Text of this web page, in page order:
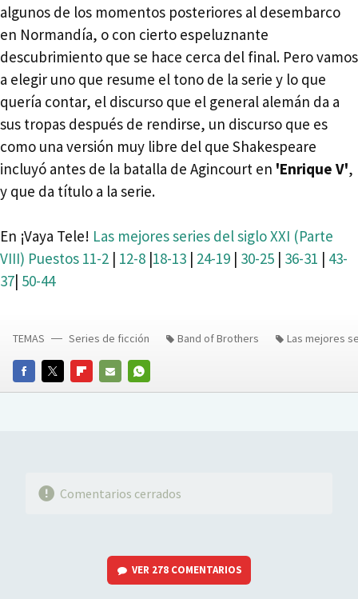
algunos de los momentos posteriores al desembarco
en Normandía, o con cierto espeluznante
descubrimiento que se hace cerca del final. Pero vamos
a elegir uno que resume el tono de la serie y lo que
quería contar, el discurso que el general alemán da a
sus tropas después de rendirse, un discurso que es
como una versión muy libre del que Shakespeare
incluyó antes de la batalla de Agincourt en 'Enrique V',
y que da título a la serie.
En ¡Vaya Tele! Las mejores series del siglo XXI (Parte
VIII) Puestos 11-2 | 12-8 |18-13 | 24-19 | 30-25 | 36-31 | 43-
37| 50-44
FACEBOOKTWITTERFLIPBOARD
E-
WHATSAPP
TEMAS Series de ficción Band of Brothers Las mejores
Comentarios cerrados
VER 278 COMENTARIOS